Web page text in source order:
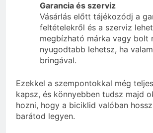
Garancia és szerviz
Vásárlás előtt tájékozódj a
feltételekről és a szerviz
megbízható márka vagy bolt
nyugodtabb lehetsz, ha
bringával.
Ezekkel a szempontokkal még
kapsz, és könnyebben tudsz majd
hozni, hogy a biciklid valóban
barátod legyen.